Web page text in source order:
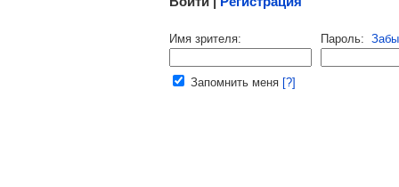
Имя зрителя: Пароль:
Запомнить меня [?]